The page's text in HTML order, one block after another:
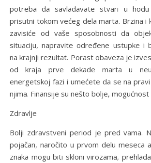
potreba da savladavate stvari u
prisutni tokom većeg dela marta. Brzina i
zavisiće od vaše sposobnosti da
situaciju, napravite određene ustupke i
na krajnji rezultat. Porast obaveza je
od kraja prve dekade marta u
energetskoj fazi i umećete da se na
njima. Finansije su nešto bolje,
Zdravlje
Bolji zdravstveni period je pred vama.
pojačan, naročito u prvom delu meseca
znaka mogu biti skloni virozama,